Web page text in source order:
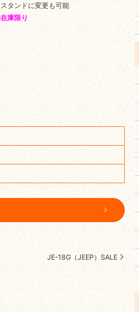
タンドに変更も可能
庫限り
JE-18G（JEEP）SALE